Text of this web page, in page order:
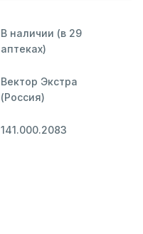
В наличии (в 29
аптеках)
Вектор Экстра
(Россия)
141.000.2083